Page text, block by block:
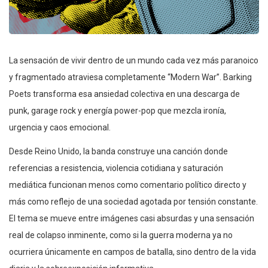
La sensación de vivir dentro de un mundo cada vez más paranoico
y fragmentado atraviesa completamente “Modern War”. Barking
Poets transforma esa ansiedad colectiva en una descarga de
punk, garage rock y energía power-pop que mezcla ironía,
urgencia y caos emocional.
Desde Reino Unido, la banda construye una canción donde
referencias a resistencia, violencia cotidiana y saturación
mediática funcionan menos como comentario político directo y
más como reflejo de una sociedad agotada por tensión constante.
El tema se mueve entre imágenes casi absurdas y una sensación
real de colapso inminente, como si la guerra moderna ya no
ocurriera únicamente en campos de batalla, sino dentro de la vida